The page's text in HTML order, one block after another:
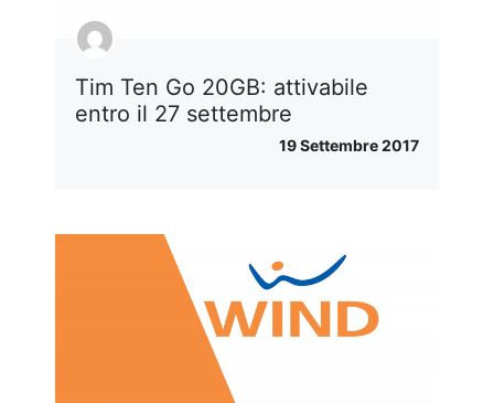
Tim Ten Go 20GB: attivabile
entro il 27 settembre
19 Settembre 2017